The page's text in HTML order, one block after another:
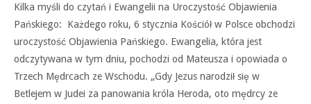
Kilka myśli do czytań i Ewangelii na Uroczystość Objawienia
Pańskiego: Każdego roku, 6 stycznia Kościół w Polsce obchodzi
uroczystość Objawienia Pańskiego. Ewangelia, która jest
odczytywana w tym dniu, pochodzi od Mateusza i opowiada o
Trzech Mędrcach ze Wschodu. „Gdy Jezus narodził się w
Betlejem w Judei za panowania króla Heroda, oto mędrcy ze